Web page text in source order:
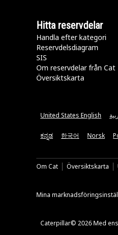
Hitta reservdelar
Handla efter kategori
Reservdelsdiagram
SIS
Om reservdelar från Cat
Översiktskarta
United States English
ಕನ್ನಡ 한국어 Norsk
Om Cat Översiktskarta
Mina
Caterpillar© 2026 Med